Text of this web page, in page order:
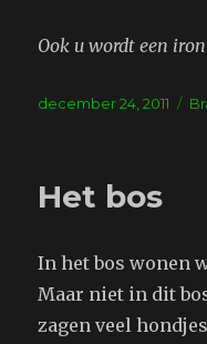
Ook u wordt een
Geplaatst
december 24, 2011
Het bos
In het bos wonen
Maar niet in dit
zagen veel